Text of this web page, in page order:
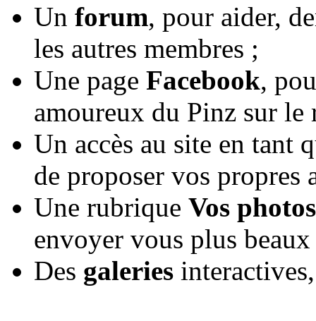
Un forum, pour aider,
les autres membres ;
Une page Facebook,
amoureux du Pinz sur le
Un accès au site en tant
de proposer vos
Une rubrique Vos photos
envoyer vous plus
Des galeries